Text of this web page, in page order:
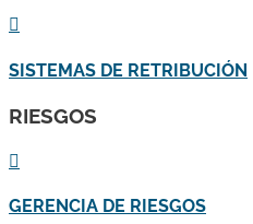

SISTEMAS DE RETRIBUCIÓN
RIESGOS

GERENCIA DE RIESGOS